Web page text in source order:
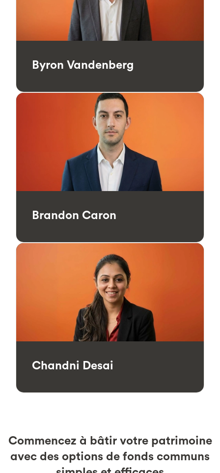
Byron Vandenberg
Brandon Caron
Chandni Desai
Commencez à bâtir votre patrimoine
avec des options de fonds communs